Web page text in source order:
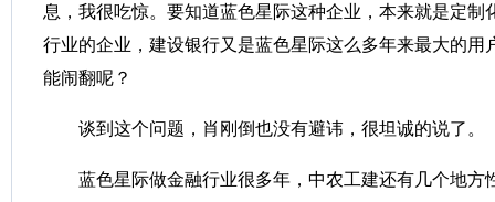
息，我很吃惊。要知道蓝色星际这种企业，本来就是定制
行业的企业，建设银行又是蓝色星际这么多年来最大的用
能闹翻呢？
谈到这个问题，肖刚倒也没有避讳，很坦诚的说了。
蓝色星际做金融行业很多年，中农工建还有几个地方